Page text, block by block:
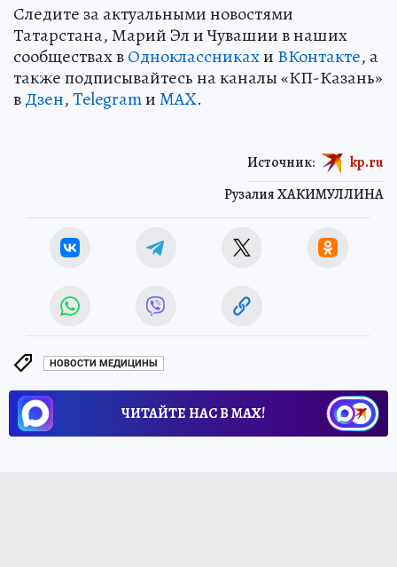
Следите за актуальными новостями
Татарстана, Марий Эл и Чувашии в наших
сообществах вОдноклассникахи ВКонтакте, а
также подписывайтесь на каналы «КП-Казань»
вДзен,TelegramиMAX.
Рузалия ХАКИМУЛЛИНА
Источник: kp.ru
НОВОСТИ МЕДИЦИНЫ
ЧИТАЙТЕ НАС В МАХ!